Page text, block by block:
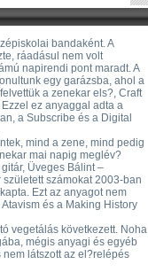
bandaként. A
ráadásul nem volt
napirendi pont maradt. A
egy garázsba, ahol a
a zenekar els?, Craft
ez anyaggal adta a
a Subscribe és a Digital
mind a zene, mind pedig
mai napig meglév?
Üveges Bálint –
született számokat 2003-ban
Ezt az anyagot nem
és a Making History
vegetálás következett. Noha
mégis anyagi és egyéb
látszott az el?relépés